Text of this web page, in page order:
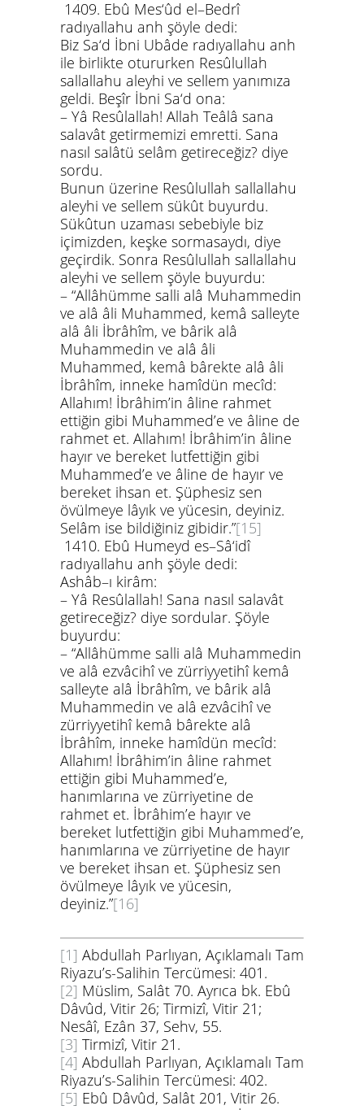
1409. Ebû Mes‘ûd el–Bedrî
radıyallahu anh şöyle dedi:
Biz Sa‘d İbni Ubâde radıyallahu anh
ile birlikte otururken Resûlullah
sallallahu aleyhi ve sellem yanımıza
geldi. Beşîr İbni Sa‘d ona:
– Yâ Resûlallah! Allah Teâlâ sana
salavât getirmemizi emretti. Sana
nasıl salâtü selâm getireceğiz? diye
sordu.
Bunun üzerine Resûlullah sallallahu
aleyhi ve sellem sükût buyurdu.
Sükûtun uzaması sebebiyle biz
içimizden, keşke sormasaydı, diye
geçirdik. Sonra Resûlullah sallallahu
aleyhi ve sellem şöyle buyurdu:
– “Allâhümme salli alâ Muhammedin
ve alâ âli Muhammed, kemâ salleyte
alâ âli İbrâhîm, ve bârik alâ
Muhammedin ve alâ âli
Muhammed, kemâ bârekte alâ âli
İbrâhîm, inneke hamîdün mecîd:
Allahım! İbrâhim’in âline rahmet
ettiğin gibi Muhammed’e ve âline de
rahmet et. Allahım! İbrâhim’in âline
hayır ve bereket lutfettiğin gibi
Muhammed’e ve âline de hayır ve
bereket ihsan et. Şüphesiz sen
övülmeye lâyık ve yücesin, deyiniz.
Selâm ise bildiğiniz gibidir.”[15]
1410. Ebû Humeyd es–Sâ‘idî
radıyallahu anh şöyle dedi:
Ashâb–ı kirâm:
– Yâ Resûlallah! Sana nasıl salavât
getireceğiz? diye sordular. Şöyle
buyurdu:
– “Allâhümme salli alâ Muhammedin
ve alâ ezvâcihî ve zürriyyetihî kemâ
salleyte alâ İbrâhîm, ve bârik alâ
Muhammedin ve alâ ezvâcihî ve
zürriyyetihî kemâ bârekte alâ
İbrâhîm, inneke hamîdün mecîd:
Allahım! İbrâhim’in âline rahmet
ettiğin gibi Muhammed’e,
hanımlarına ve zürriyetine de
rahmet et. İbrâhim’e hayır ve
bereket lutfettiğin gibi Muhammed’e,
hanımlarına ve zürriyetine de hayır
ve bereket ihsan et. Şüphesiz sen
övülmeye lâyık ve yücesin,
deyiniz.”[16]
[1] Abdullah Parlıyan, Açıklamalı Tam
Riyazu’s-Salihin Tercümesi: 401.
[2] Müslim, Salât 70. Ayrıca bk. Ebû
Dâvûd, Vitir 26; Tirmizî, Vitir 21;
Nesâî, Ezân 37, Sehv, 55.
[3] Tirmizî, Vitir 21.
[4] Abdullah Parlıyan, Açıklamalı Tam
Riyazu’s-Salihin Tercümesi: 402.
[5] Ebû Dâvûd, Salât 201, Vitir 26.